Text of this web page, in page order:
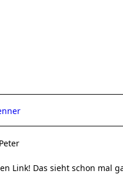
Link! Das sieht schon mal